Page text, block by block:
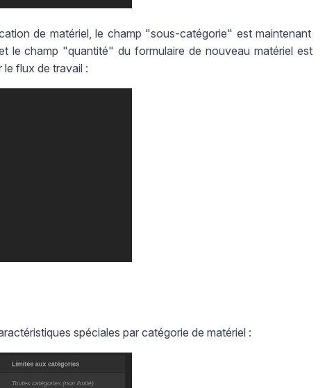
de matériel, le champ "sous-catégorie" est maintenant
le champ "quantité" du formulaire de nouveau matériel est
le flux de travail :
spéciales par catégorie de matériel :